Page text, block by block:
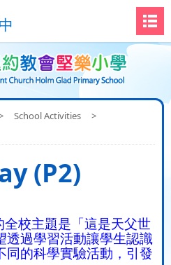
School Activities
>
(P2)
全校主題是「這是天父世
過學習活動讓學生認識
同的科學實驗活動，引發